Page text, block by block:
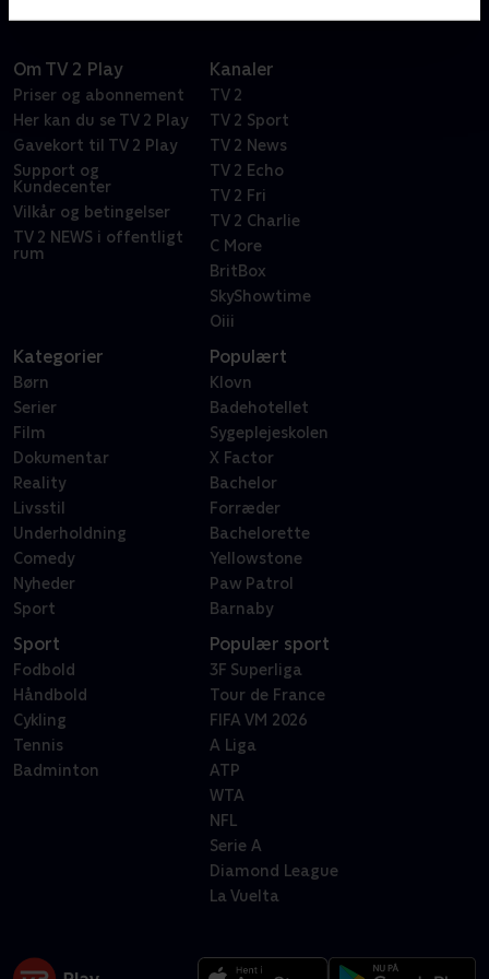
Om TV 2 Play
Priser og abonnement
Her kan du se TV 2 Play
Gavekort til TV 2 Play
Support og
Kundecenter
Vilkår og betingelser
TV 2 NEWS i offentligt
rum
Kanaler
TV 2
TV 2 Sport
TV 2 News
TV 2 Echo
TV 2 Fri
TV 2 Charlie
C More
BritBox
SkyShowtime
Oiii
Kategorier
Børn
Serier
Film
Dokumentar
Reality
Livsstil
Underholdning
Comedy
Nyheder
Sport
Populært
Klovn
Badehotellet
Sygeplejeskolen
X Factor
Bachelor
Forræder
Bachelorette
Yellowstone
Paw Patrol
Barnaby
Sport
Fodbold
Håndbold
Cykling
Tennis
Badminton
Populær sport
3F Superliga
Tour de France
FIFA VM 2026
A Liga
ATP
WTA
NFL
Serie A
Diamond League
La Vuelta